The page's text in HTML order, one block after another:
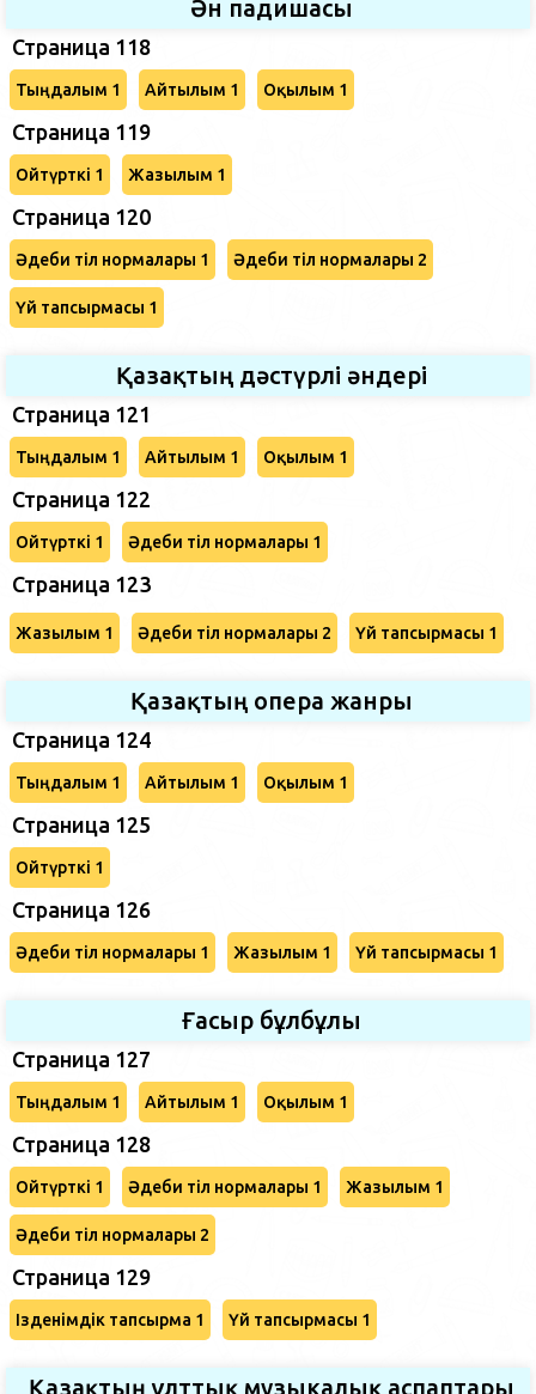
Ән падишасы
Страница 118
Тыңдалым 1 Айтылым 1 Оқылым 1
Страница 119
Ойтүрткі 1 Жазылым 1
Страница 120
Әдеби тіл нормалары 1 Әдеби тіл нормалары 2
Үй тапсырмасы 1
Қазақтың дәстүрлі әндері
Страница 121
Тыңдалым 1 Айтылым 1 Оқылым 1
Страница 122
Ойтүрткі 1 Әдеби тіл нормалары 1
Страница 123
Жазылым 1 Әдеби тіл нормалары 2 Үй тапсырмасы 1
Қазақтың опера жанры
Страница 124
Тыңдалым 1 Айтылым 1 Оқылым 1
Страница 125
Ойтүрткі 1
Страница 126
Әдеби тіл нормалары 1 Жазылым 1 Үй тапсырмасы 1
Ғасыр бұлбұлы
Страница 127
Тыңдалым 1 Айтылым 1 Оқылым 1
Страница 128
Ойтүрткі 1 Әдеби тіл нормалары 1 Жазылым 1
Әдеби тіл нормалары 2
Страница 129
Ізденімдік тапсырма 1 Үй тапсырмасы 1
Қазақтың ұлттық музыкалық аспаптары